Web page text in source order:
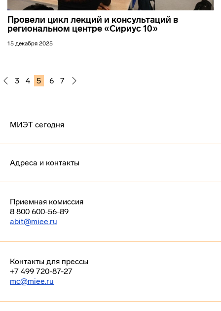
Провели цикл лекций и консультаций в
региональном центре «Сириус 10»
15 декабря 2025
3 4 5 6 7
МИЭТ сегодня
Адреса и контакты
Приемная комиссия
8 800 600-56-89
abit@miee.ru
Контакты для прессы
+7 499 720-87-27
mc@miee.ru